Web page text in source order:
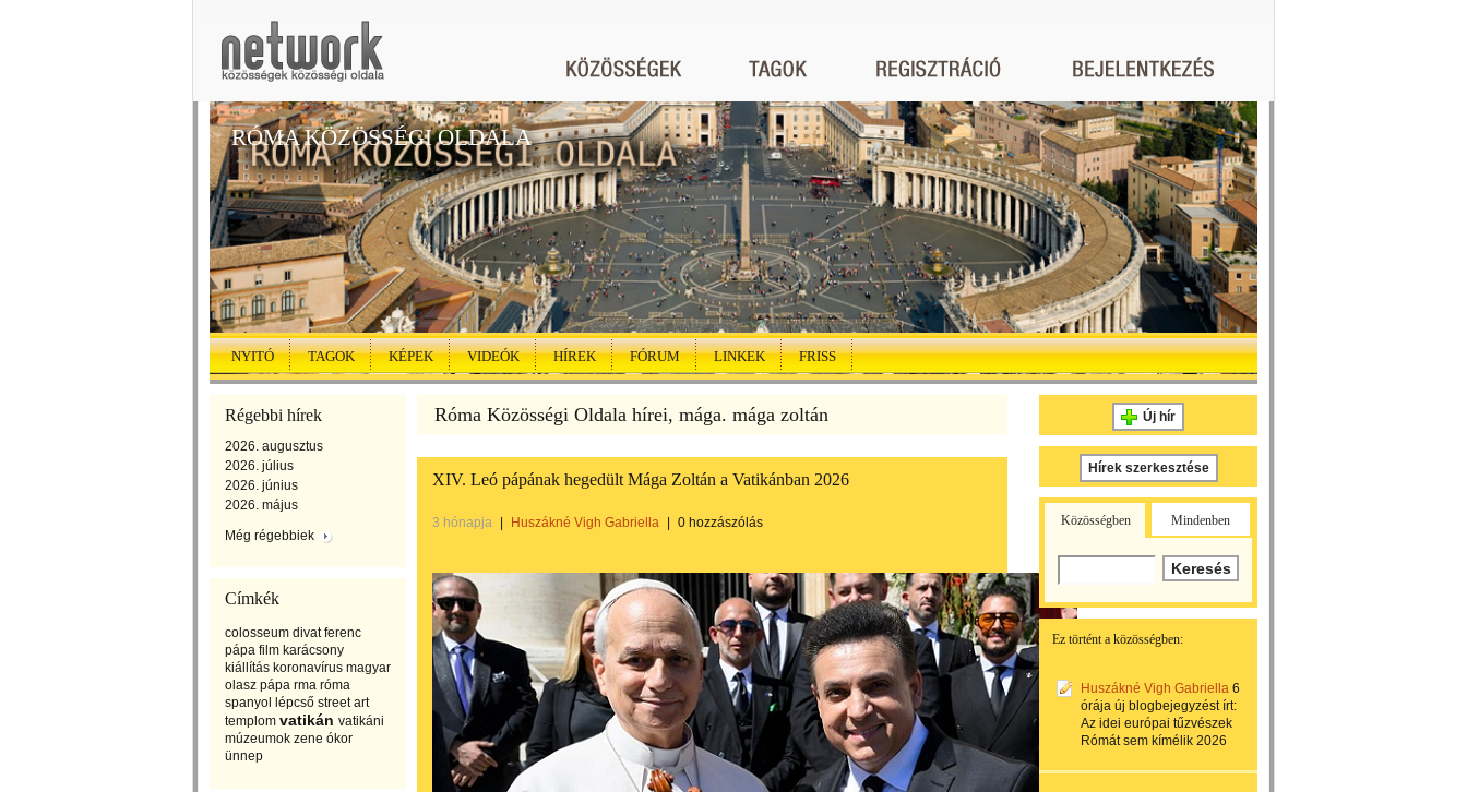
RÓMA KÖZÖSSÉGI OLDALA
NYITÓ TAGOK KÉPEK VIDEÓK HÍREK FÓRUM LINKEK FRISS
Régebbi hírek
2026. augusztus
2026. július
2026. június
2026. május
Még régebbiek
Címkék
colosseum divat ferenc
pápa film karácsony
kiállítás koronavírus magyar
olasz pápa rma róma
spanyol lépcső street art
templom vatikán vatikáni
múzeumok zene ókor
ünnep
Róma Közösségi Oldala hírei, mága. mága zoltán
XIV. Leó pápának hegedült Mága Zoltán a Vatikánban 2026
3 hónapja Huszákné Vigh Gabriella 0 hozzászólás
Új hír
Hírek szerkesztése
Közösségben Mindenben
Ez történt a közösségben:
Huszákné Vigh Gabriella 6
órája új blogbejegyzést írt:
Az idei európai tűzvészek
Rómát sem kímélik 2026